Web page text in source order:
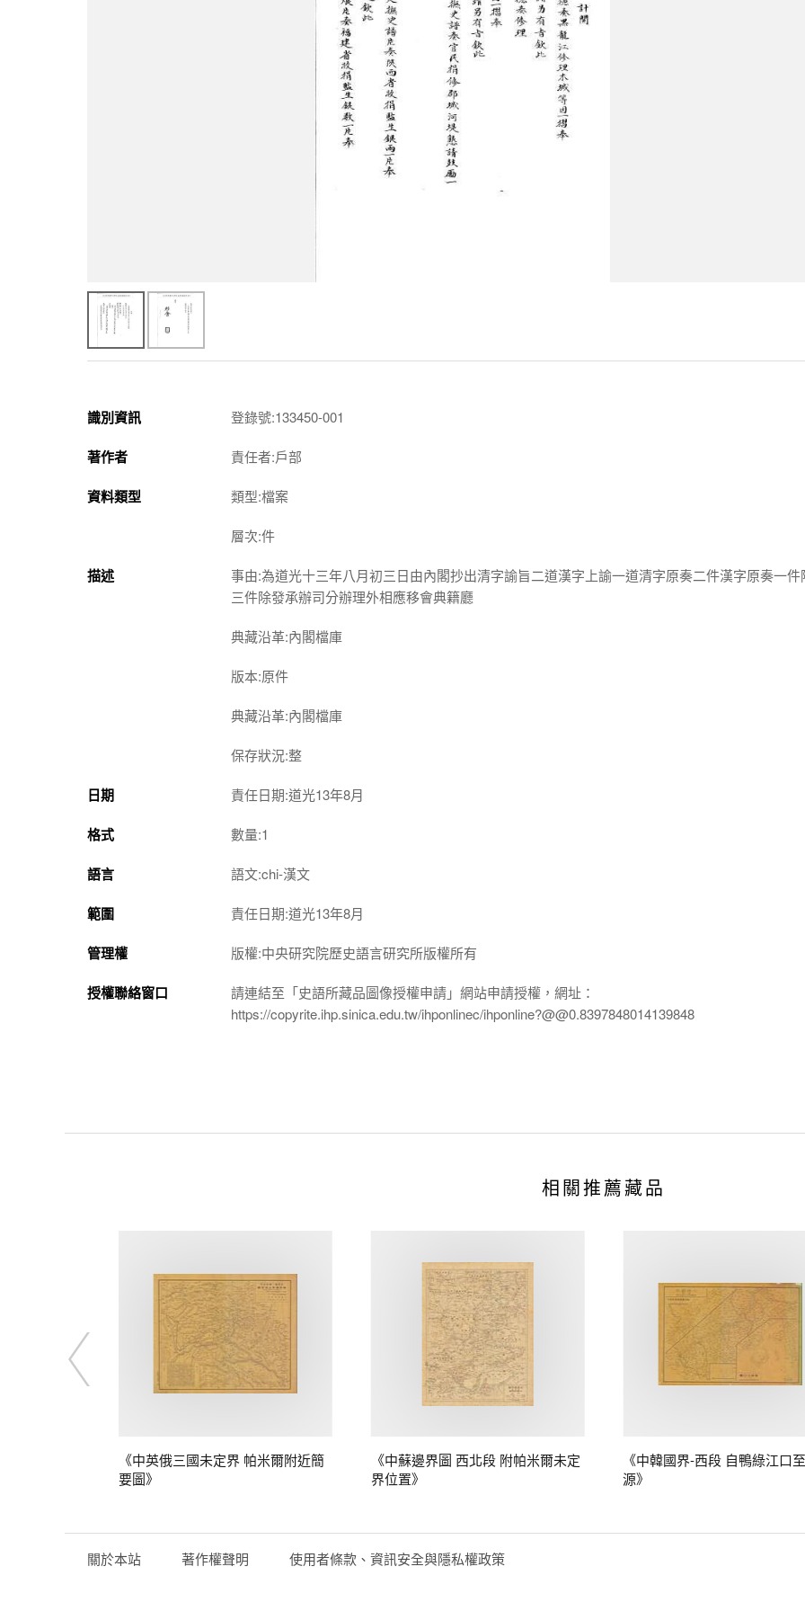
識別資訊 登錄號:133450-001
著作者 責任者:戶部
資料類型 類型:檔案
層次:件
描述
事由:為道光十三年八月初三日由內閣抄出清字諭旨二道漢字上諭一道清字原奏二件漢字原奏一件
三件除發承辦司分辦理外相應移會典籍廳
典藏沿革:內閣檔庫
版本:原件
典藏沿革:內閣檔庫
保存狀況:整
日期 責任日期:道光13年8月
格式 數量:1
語言 語文:chi-漢文
範圍 責任日期:道光13年8月
管理權 版權:中央研究院歷史語言研究所版權所有
授權聯絡窗口
請連結至「史語所藏品圖像授權申請」網站申請授權，網址：
https://copyrite.ihp.sinica.edu.tw/ihponlinec/ihponline?@@0.8397848014139848
相關推薦藏品
《中英俄三國未定界 帕米爾附近簡
要圖》
《中蘇邊界圖 西北段 附帕米爾未定
界位置》
《中韓國界-西段 自鴨綠江口
源》
關於本站 著作權聲明 使用者條款、資訊安全與隱私權政策